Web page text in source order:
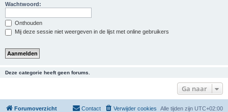
Wachtwoord:
Onthouden
Mij deze sessie niet weergeven in de lijst met online gebruikers
Deze categorie heeft geen forums.
Ga naar
Forumoverzicht Alle tijden zijn UTC+02:00
Verwijder cookies
Contact